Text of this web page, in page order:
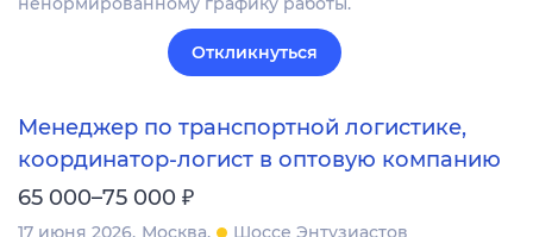
Откликнуться
Менеджер по транспортной логистике,
координатор-логист в оптовую компанию
65 000–75 000 ₽
17 июня 2026 Москва
Шоссе Энтузиастов